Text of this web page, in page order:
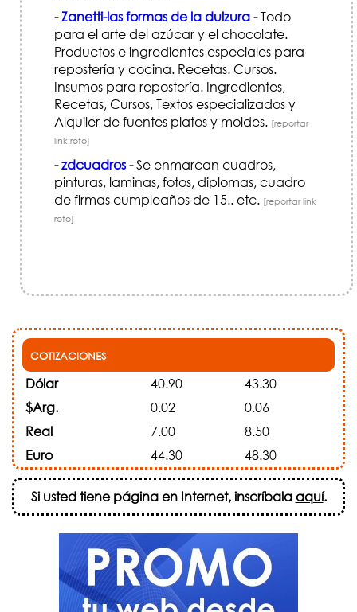
-Zanetti-las formas de la dulzura-Todo
para el arte del azúcar y el chocolate.
Productos e ingredientes especiales para
repostería y cocina. Recetas. Cursos.
Insumos para repostería. Ingredientes,
Recetas, Cursos, Textos especializados y
Alquiler de fuentes platos y moldes. [reportar
link roto]
-zdcuadros-Se enmarcan cuadros,
pinturas, laminas, fotos, diplomas, cuadro
de firmas cumpleaños de 15.. etc. [reportar link
roto]
COTIZACIONES
Dólar 40.90
43.30
$Arg.
0.02
0.06
Real
7.00
8.50
Euro
44.30 48.30
Si usted tiene página en Internet, inscríbalaaquí.